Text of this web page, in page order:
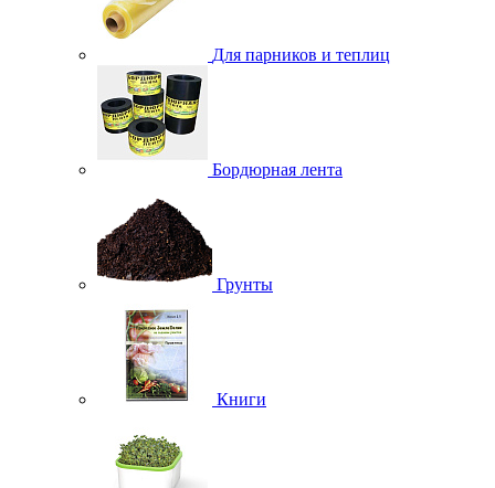
Для парников и теплиц
Бордюрная лента
Грунты
Книги